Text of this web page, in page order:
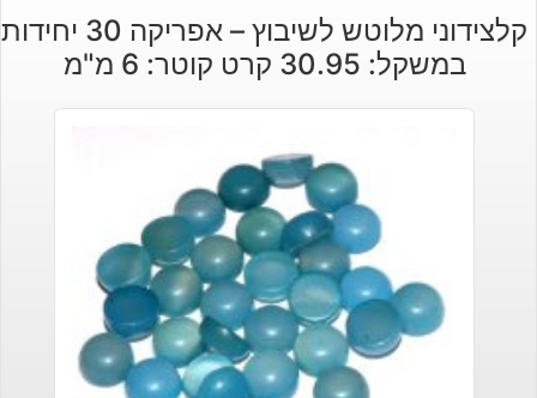
קלצידוני מלוטש לשיבוץ – אפריקה 30 יחידות
במשקל: 30.95 קרט קוטר: 6 מ"מ